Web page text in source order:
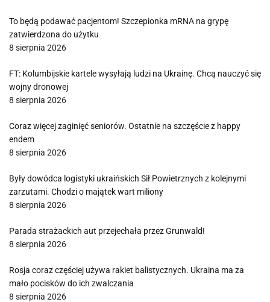
To będą podawać pacjentom! Szczepionka mRNA na grypę
zatwierdzona do użytku
8 sierpnia 2026
FT: Kolumbijskie kartele wysyłają ludzi na Ukrainę. Chcą nauczyć się
wojny dronowej
8 sierpnia 2026
Coraz więcej zaginięć seniorów. Ostatnie na szczęście z happy
endem
8 sierpnia 2026
Były dowódca logistyki ukraińskich Sił Powietrznych z kolejnymi
zarzutami. Chodzi o majątek wart miliony
8 sierpnia 2026
Parada strażackich aut przejechała przez Grunwald!
8 sierpnia 2026
Rosja coraz częściej używa rakiet balistycznych. Ukraina ma za
mało pocisków do ich zwalczania
8 sierpnia 2026